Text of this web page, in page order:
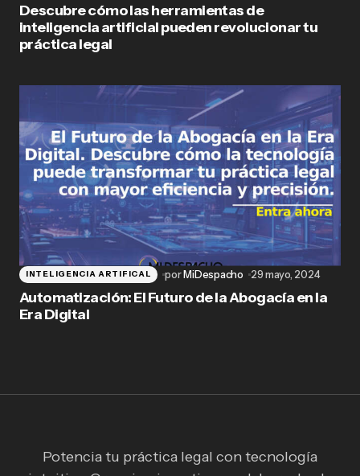
Descubre cómo las herramientas de
inteligencia artificial pueden revolucionar tu
práctica legal
INTELIGENCIA ARTIFICAL porMiDespacho 29 mayo, 2024
Automatización: El Futuro de la Abogacía en la
Era Digital
Potencia tu práctica legal con tecnología